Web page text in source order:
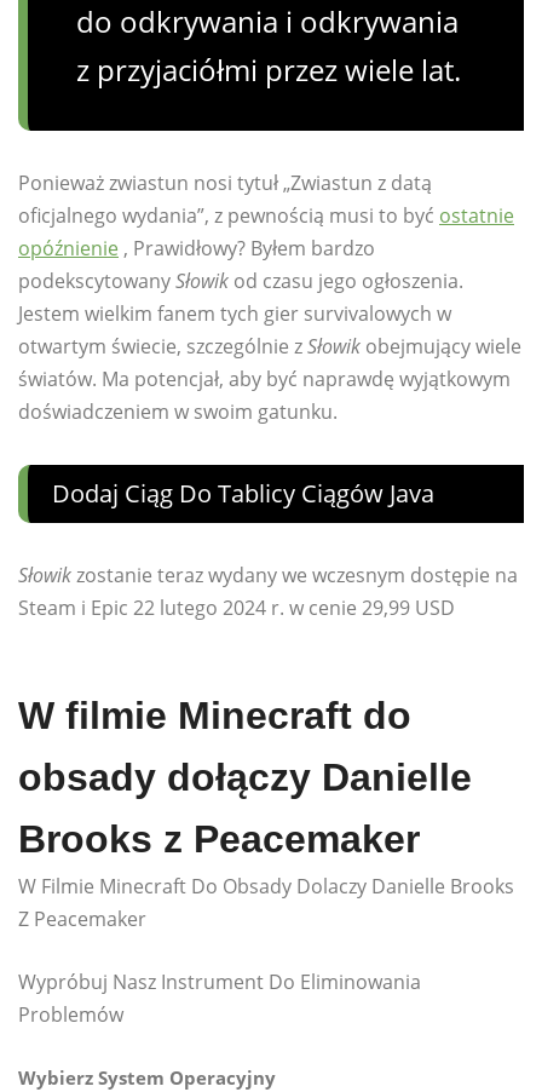
do odkrywania i odkrywania
z przyjaciółmi przez wiele lat.
Ponieważ zwiastun nosi tytuł „Zwiastun z datą
oficjalnego wydania”, z pewnością musi to być ostatnie
opóźnienie , Prawidłowy? Byłem bardzo
podekscytowanySłowik od czasu jego ogłoszenia.
Jestem wielkim fanem tych gier survivalowych w
otwartym świecie, szczególnie zSłowik obejmujący wiele
światów. Ma potencjał, aby być naprawdę wyjątkowym
doświadczeniem w swoim gatunku.
Dodaj Ciąg Do Tablicy Ciągów Java
Słowikzostanie teraz wydany we wczesnym dostępie na
Steam i Epic 22 lutego 2024 r. w cenie 29,99 USD
W filmie Minecraft do
obsady dołączy Danielle
Brooks z Peacemaker
W Filmie Minecraft Do Obsady Dolaczy Danielle Brooks
Z Peacemaker
Wypróbuj Nasz Instrument Do Eliminowania
Problemów
Wybierz System Operacyjny